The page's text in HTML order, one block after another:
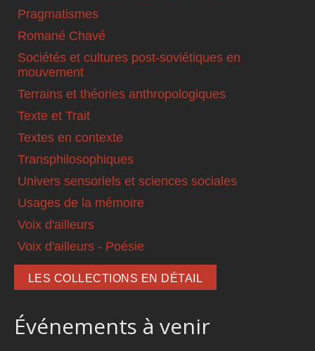
Pragmatismes
Romané Chavé
Sociétés et cultures post-soviétiques en
mouvement
Terrains et théories anthropologiques
Texte et Trait
Textes en contexte
Transphilosophiques
Univers sensoriels et sciences sociales
Usages de la mémoire
Voix d'ailleurs
Voix d'ailleurs - Poésie
LES COLLECTIONS EN DÉTAIL
Événements à venir